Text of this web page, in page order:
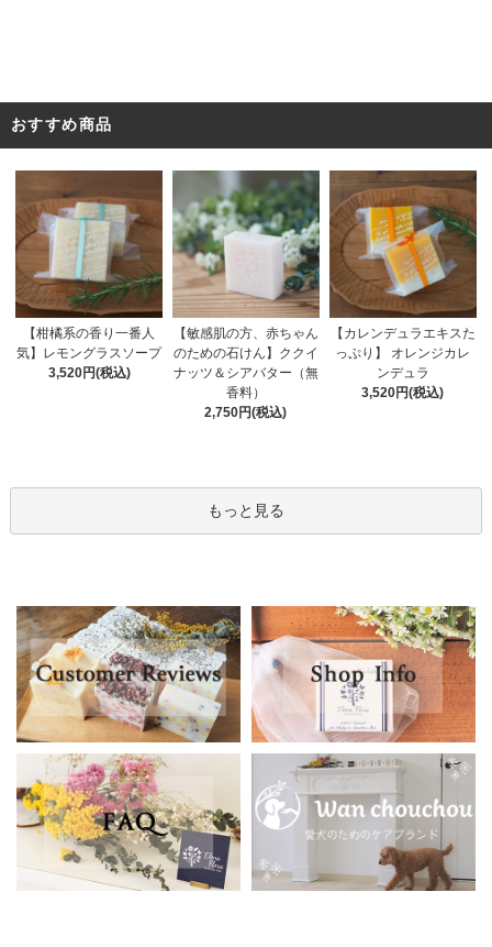
おすすめ商品
【柑橘系の香り一番人
気】レモングラスソープ
3,520円(税込)
【敏感肌の方、赤ちゃん
のための石けん】ククイ
ナッツ＆シアバター（無
香料）
2,750円(税込)
【カレンデュラエキスた
っぷり】 オレンジカレ
ンデュラ
3,520円(税込)
もっと見る